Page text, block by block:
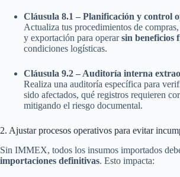
Cláusula 8.1 – Planificación y control
Actualiza tus procedimientos de
y exportación para operarsin beneficios
condiciones logísticas.
Cláusula 9.2 – Auditoría interna
Realiza una auditoría específica para
sido afectados, qué registros requieren
mitigando el riesgo documental.
2. Ajustar procesos operativos para evitar
Sin IMMEX, todos los insumos importados
importaciones definitivas. Esto impacta: